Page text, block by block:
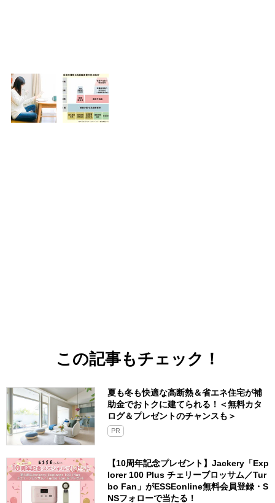
この記事もチェック！
夏も冬も快適な高断熱＆省エネ住宅が補
助金でおトクに建てられる！＜無料カタ
ログ＆プレゼントのチャンスも＞
PR
【10周年記念プレゼント】Jackery「Exp
lorer 100 Plus チェリーブロッサム／Tur
bo Fan」がESSEonline無料会員登録・S
NSフォローで当たる！